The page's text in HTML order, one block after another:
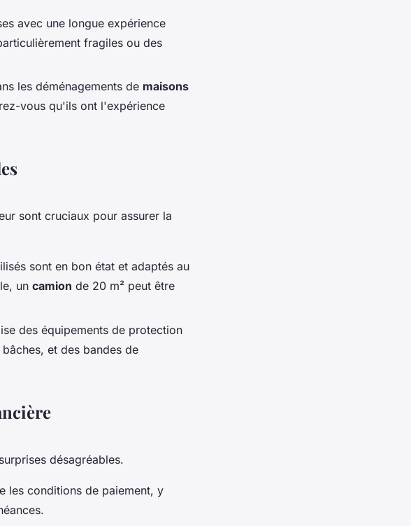
avec une longue expérience
fragiles ou des
les déménagements de maisons
vous qu'ils ont l'expérience
sont cruciaux pour assurer la
sont en bon état et adaptés au
un camion de 20 m² peut être
des équipements de protection
et des bandes de
désagréables.
les conditions de paiement, y